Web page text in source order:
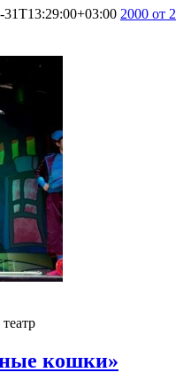
31T13:29:00+03:00 2000 от 2
кошки»